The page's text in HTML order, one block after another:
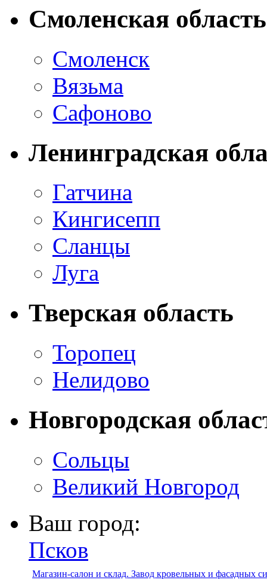
Смоленская область
Смоленск
Вязьма
Сафоново
Ленинградская
Гатчина
Кингисепп
Сланцы
Луга
Тверская область
Торопец
Нелидово
Новгородская
Сольцы
Великий Новгород
Ваш город:
Псков
Магазин-салон и склад. Завод кровельных и фасадных